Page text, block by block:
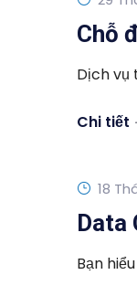
Chỗ
Dịch vụ
Chi tiết
18
Data
Bạn